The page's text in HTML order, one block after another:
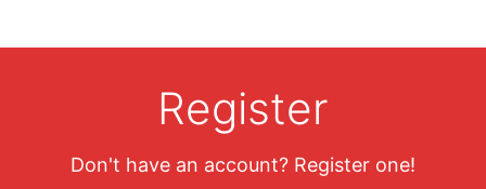
Register
Don't have an account? Register one!
อังกฤษด้วยการออกเสียงที่ถูกต้อง เหมือนเจ้าของภาษาเป็น
แน่นแฟ้นกับลูกได้ดีเยี่ยม เพราะเสียงของพ่อแม่อบอุ่นกว่า
เสียงอัดของใครก็ไม่รู้แน่นอน ถึงเวลาแล้วที่จะลงมือปฏิวัติ